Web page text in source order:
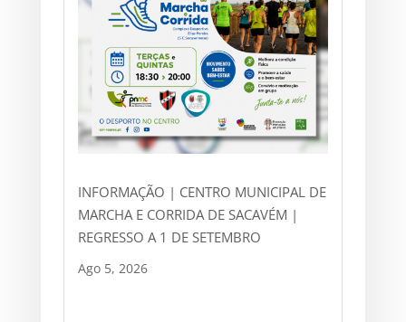
INFORMAÇÃO | CENTRO MUNICIPAL DE
MARCHA E CORRIDA DE SACAVÉM |
REGRESSO A 1 DE SETEMBRO
Ago 5, 2026